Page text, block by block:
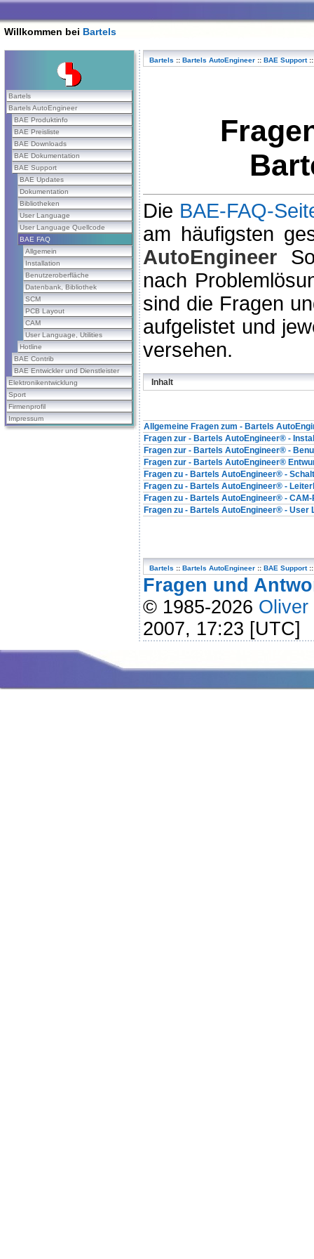
Willkommen bei Bartels
Bartels
Bartels AutoEngineer
BAE Produktinfo
BAE Preisliste
BAE Downloads
BAE Dokumentation
BAE Support
BAE Updates
Dokumentation
Bibliotheken
User Language
User Language Quellcode
BAE FAQ
Allgemein
Installation
Benutzeroberfläche
Datenbank, Bibliothek
SCM
PCB Layout
CAM
User Language, Utilities
Hotline
BAE Contrib
BAE Entwickler und Dienstleister
Elektronikentwicklung
Sport
Firmenprofil
Impressum
Bartels :: Bartels AutoEngineer :: BAE Support ::
Die BAE-FAQ-
am häufigsten
AutoEngineer
nach
sind die Fragen
aufgelistet und
versehen.
Inhalt
Allgemeine Fragen zum - Bartels
Fragen zur - Bartels AutoEngineer® -
Fragen zur - Bartels AutoEngineer® -
Fragen zur - Bartels AutoEngineer®
Fragen zu - Bartels AutoEngineer® -
Fragen zu - Bartels AutoEngineer® -
Fragen zu - Bartels AutoEngineer® -
Fragen zu - Bartels AutoEngineer® - User
Bartels :: Bartels AutoEngineer :: BAE Support ::
Fragen und
© 1985-2026 Oliver
2007, 17:23 [UTC]